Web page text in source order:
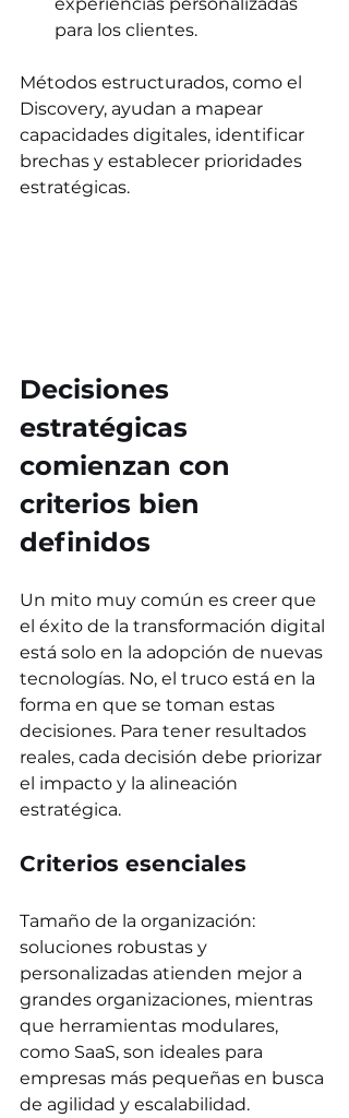
para los clientes.
Métodos estructurados, como el
Discovery, ayudan a mapear
capacidades digitales, identificar
brechas y establecer prioridades
estratégicas.
Decisiones
estratégicas
comienzan con
criterios bien
definidos
Un mito muy común es creer que
el éxito de la transformación digital
está solo en la adopción de nuevas
tecnologías. No, el truco está en la
forma en que se toman estas
decisiones. Para tener resultados
reales, cada decisión debe priorizar
el impacto y la alineación
estratégica.
Criterios esenciales
Tamaño de la organización:
soluciones robustas y
personalizadas atienden mejor a
grandes organizaciones, mientras
que herramientas modulares,
como SaaS, son ideales para
empresas más pequeñas en busca
de agilidad y escalabilidad.